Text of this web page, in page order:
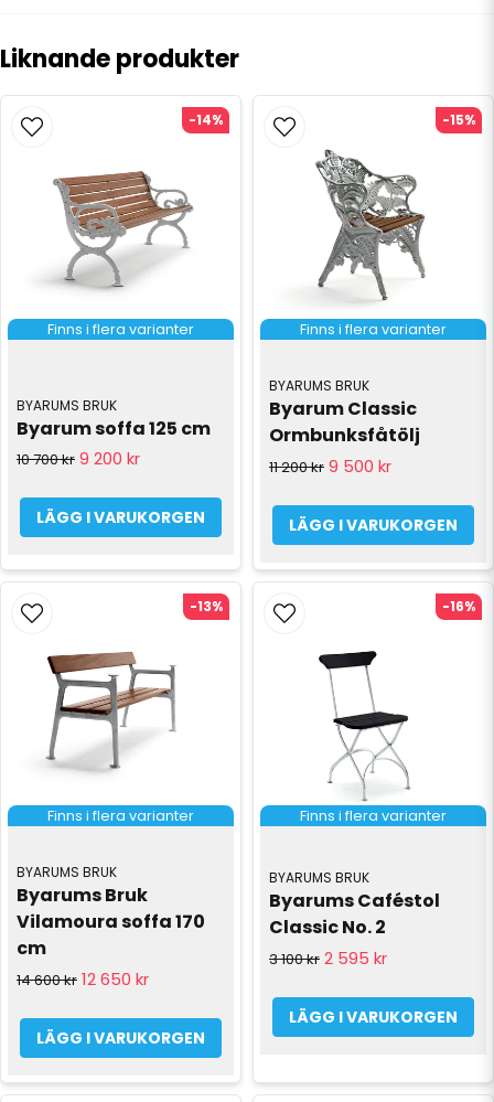
Liknande produkter
Finns i flera varianter
BYARUMS BRUK
Byarum soffa 125 cm
10 700 kr 9 200 kr
LÄGG I VARUKORGEN
-14%
Finns i flera varianter
BYARUMS BRUK
Byarum Classic
Ormbunksfåtölj
11 200 kr 9 500 kr
LÄGG I VARUKORGEN
-15%
Finns i flera varianter
BYARUMS BRUK
Byarums Bruk
Vilamoura soffa 170
cm
14 600 kr 12 650 kr
LÄGG I VARUKORGEN
-13%
Finns i flera varianter
BYARUMS BRUK
Byarums Caféstol
Classic No. 2
3 100 kr 2 595 kr
LÄGG I VARUKORGEN
-16%